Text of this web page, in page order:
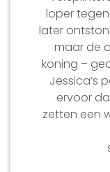
loper
later
maar de
koning –
Jessica’s
ervoor
zetten een